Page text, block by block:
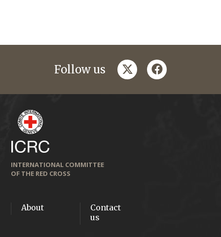
Follow us twitterfacebook
INTERNATIONAL COMMITTEE
OF THE RED CROSS
About
Contact
us